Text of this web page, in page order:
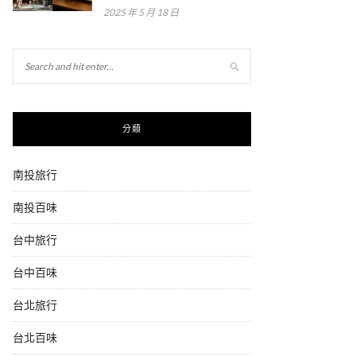
2025 年 5 月 18 日
分類
南投旅行
南投百味
台中旅行
台中百味
台北旅行
台北百味